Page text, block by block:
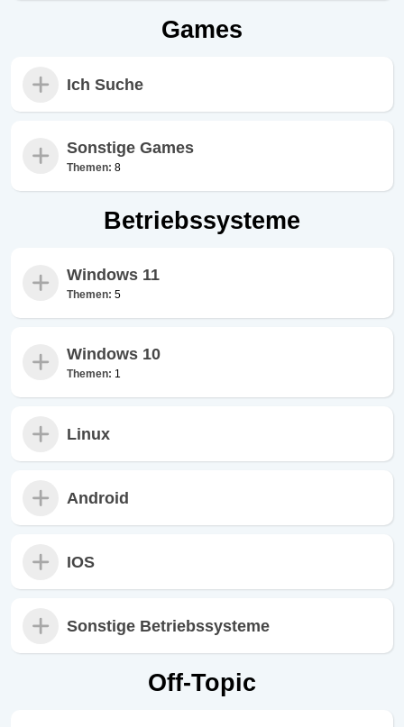
Games
Ich Suche
Sonstige Games
Themen: 8
Betriebssysteme
Windows 11
Themen: 5
Windows 10
Themen: 1
Linux
Android
IOS
Sonstige Betriebssysteme
Off-Topic